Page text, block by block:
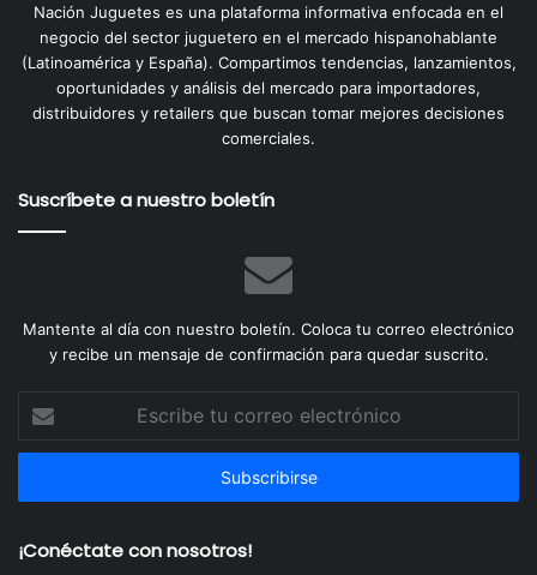
Nación Juguetes es una plataforma informativa enfocada en el
negocio del sector juguetero en el mercado hispanohablante
(Latinoamérica y España). Compartimos tendencias, lanzamientos,
oportunidades y análisis del mercado para importadores,
distribuidores y retailers que buscan tomar mejores decisiones
comerciales.
Suscríbete a nuestro boletín
Mantente al día con nuestro boletín. Coloca tu correo electrónico
y recibe un mensaje de confirmación para quedar suscrito.
tu
correo
¡Conéctate con nosotros!